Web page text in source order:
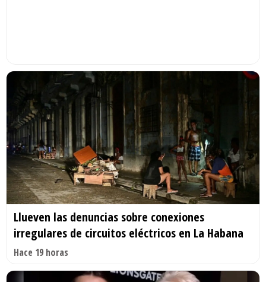
Llueven las denuncias sobre conexiones
irregulares de circuitos eléctricos en La Habana
Hace 19 horas